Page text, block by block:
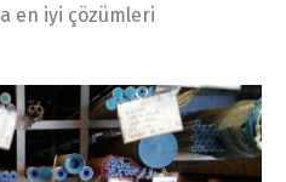
en iyi çözümleri